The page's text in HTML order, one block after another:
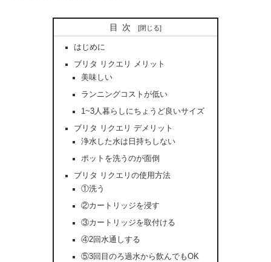
目次
はじめに
ブリタ リクエリ メリット
美味しい
ランニングコストが低い
1~3人暮らしにちょうど良いサイズ
ブリタ リクエリ デメリット
浄水した水は日持ちしない
ポットを洗うのが面倒
ブリタ リクエリの使用方法
①洗う
②カートリッジを浸す
③カートリッジを取付ける
④2回水通しする
⑤3回目のろ過水から飲んでもOK